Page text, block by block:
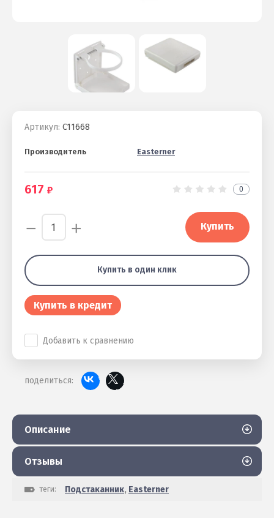
Артикул: C11668
Производитель Easterner
617 0
− + Купить
Купить в один клик
Купить в кредит
Добавить к сравнению
поделиться:
Описание
Отзывы
теги: Подстаканник, Easterner